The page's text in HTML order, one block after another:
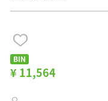
BIN
¥ 11,564